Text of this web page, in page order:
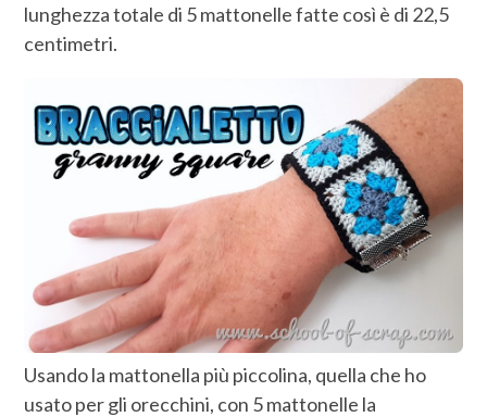
lunghezza totale di 5 mattonelle fatte così è di 22,5
centimetri.
Usando la mattonella più piccolina, quella che ho
usato per gli orecchini, con 5 mattonelle la